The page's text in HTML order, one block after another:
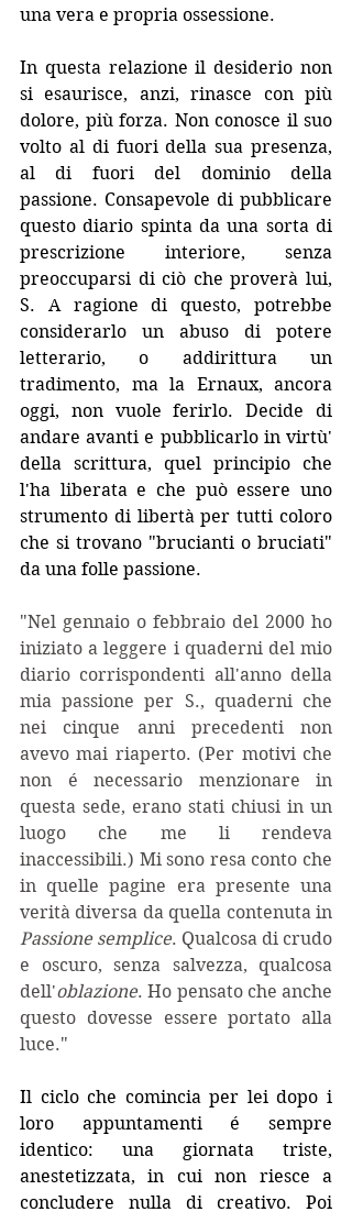
una vera e propria ossessione.
In questa relazione il desiderio non
si esaurisce, anzi, rinasce con più
dolore, più forza. Non conosce il suo
volto al di fuori della sua presenza,
al di fuori del dominio della
passione. Consapevole di pubblicare
questo diario spinta da una sorta di
prescrizione interiore, senza
preoccuparsi di ciò che proverà lui,
S. A ragione di questo, potrebbe
considerarlo un abuso di potere
letterario, o addirittura un
tradimento, ma la Ernaux, ancora
oggi, non vuole ferirlo. Decide di
andare avanti e pubblicarlo in virtù'
della scrittura, quel principio che
l'ha liberata e che può essere uno
strumento di libertà per tutti coloro
che si trovano "brucianti o bruciati"
da una folle passione.
"Nel gennaio o febbraio del 2000 ho
iniziato a leggere i quaderni del mio
diario corrispondenti all'anno della
mia passione per S., quaderni che
nei cinque anni precedenti non
avevo mai riaperto. (Per motivi che
non é necessario menzionare in
questa sede, erano stati chiusi in un
luogo che me li rendeva
inaccessibili.) Mi sono resa conto che
in quelle pagine era presente una
Passione semplice. Qualcosa di crudo
e oscuro, senza salvezza, qualcosa
dell'oblazione. Ho pensato che anche
questo dovesse essere portato alla
luce."
Il ciclo che comincia per lei dopo i
loro appuntamenti é sempre
identico: una giornata triste,
anestetizzata, in cui non riesce a
concludere nulla di creativo. Poi